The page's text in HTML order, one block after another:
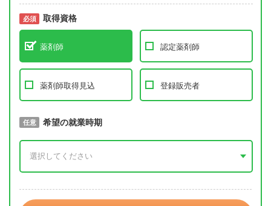
必須 取得資格
薬剤師 認定薬剤師
薬剤師取得見込 登録販売者
必須 取得予定年
任意 希望の就業時期